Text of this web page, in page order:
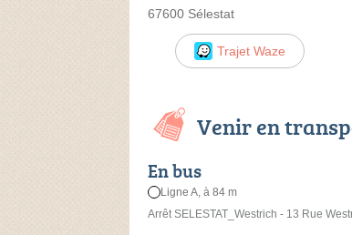
67600 Sélestat
Trajet Waze
Venir en
En bus
Ligne A, à 84 m
Arrêt SELESTAT_Westrich - 13 Rue